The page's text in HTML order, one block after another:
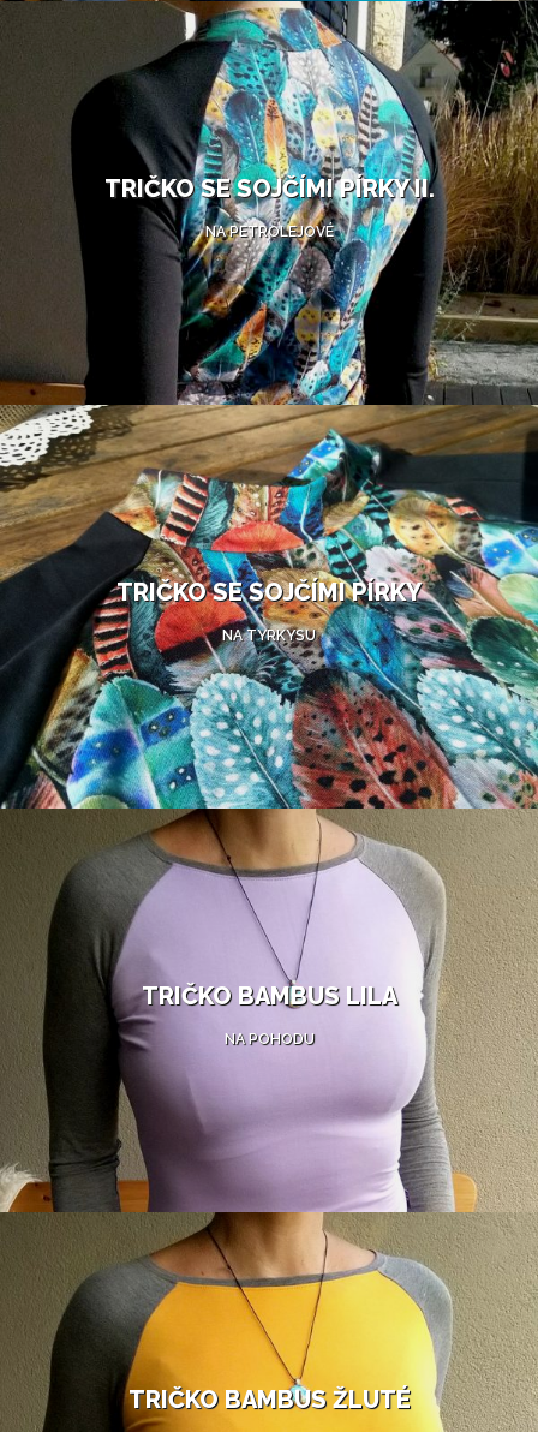
TRIČKO SE SOJČÍMI PÍRKY II.
NA PETROLEJOVÉ
TRIČKO SE SOJČÍMI PÍRKY
NA TYRKYSU
TRIČKO BAMBUS LILA
NA POHODU
TRIČKO BAMBUS ŽLUTÉ